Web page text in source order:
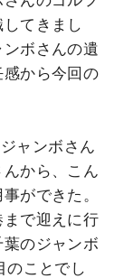
てきまし
ボさんの遺
から今回の
ャンボさん
から、こん
ができた。
で迎えに行
のジャンボ
のことでし